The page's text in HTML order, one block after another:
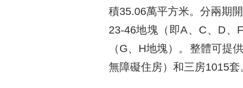
積35.06萬平方米。分兩期
23-46地塊（即A、C、D、
（G、H地塊）。整體可提
無障礙住房）和三房1015套